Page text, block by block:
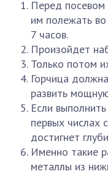
Перед
им полежать
7 часов.
Произойдет
Только потом
Горчица
развить
Если
первых числах
достигнет
Именно такие
металлы из